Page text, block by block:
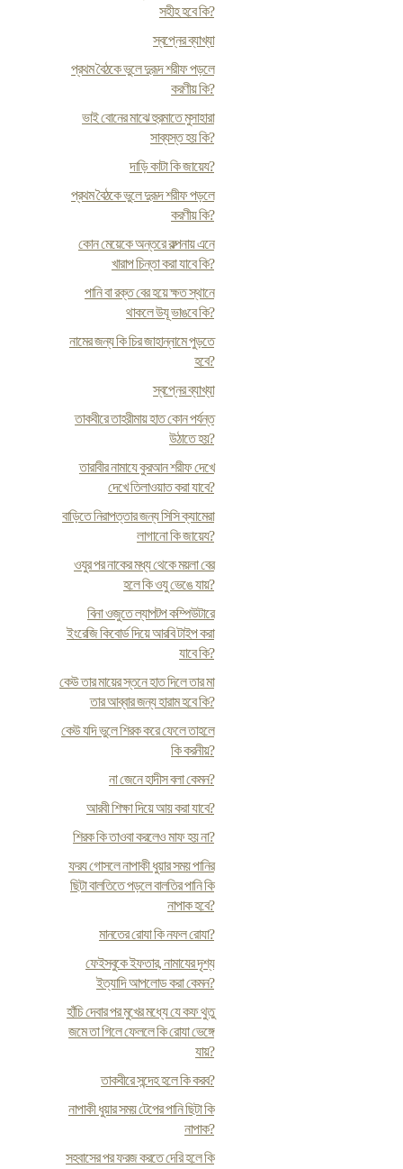
সহীহ হবে কি?
স্বপ্নের ব্যাখ্যা
প্রথম বৈঠকে ভুলে দুরূদ শরীফ পড়লে
করণীয় কি?
ভাই বোনের মাঝে হুরমাতে মুসাহারা
সাব্যস্ত হয় কি?
দাড়ি কাটা কি জায়েয?
প্রথম বৈঠকে ভুলে দুরূদ শরীফ পড়লে
করণীয় কি?
কোন মেয়েকে অন্তরে কল্পনায় এনে
খারাপ চিন্তা করা যাবে কি?
পানি বা রক্ত বের হয়ে ক্ষত স্থানে
থাকলে উযূ ভাঙবে কি?
নামের জন্য কি চির জাহান্নামে পুড়তে
হবে?
স্বপ্নের ব্যাখ্যা
তাকবীরে তাহরীমায় হাত কোন পর্যন্ত
উঠাতে হয়?
তারাবীর নামাযে কুরআন শরীফ দেখে
দেখে তিলাওয়াত করা যাবে?
বাড়িতে নিরাপত্তার জন্য সিসি ক্যামেরা
লাগানো কি জায়েয?
ওযুর পর নাকের মধ্য থেকে ময়লা বের
হলে কি ওযু ভেঙে যায়?
বিনা ওজুতে ল্যাপটপ কম্পিউটারে
ইংরেজি কিবোর্ড দিয়ে আরবি টাইপ করা
যাবে কি?
কেউ তার মায়ের স্তনে হাত দিলে তার মা
তার আব্বার জন্য হারাম হবে কি?
কেউ যদি ভুলে শিরক করে ফেলে তাহলে
কি করনীয়?
না জেনে হাদীস বলা কেমন?
আরবী শিক্ষা দিয়ে আয় করা যাবে?
শিরক কি তাওবা করলেও মাফ হয় না?
ফর‍য গোসলে নাপাকী ধুয়ার সময় পানির
ছিটা বালতিতে পড়লে বালতির পানি কি
নাপাক হবে?
মানতের রোযা কি নফল রোযা?
ফেইসবুকে ইফতার, নামাযের দৃশ্য
ইত্যাদি আপলোড করা কেমন?
হাঁচি দেবার পর মুখের মধ্যে যে কফ থুতু
জমে তা গিলে ফেললে কি রোযা ভেঙ্গে
যায়?
তাকবীরে সন্দেহ হলে কি করব?
নাপাকী ধুয়ার সময় টেপের পানি ছিটা কি
নাপাক?
সহবাসের পর ফরজ করতে দেরি হলে কি